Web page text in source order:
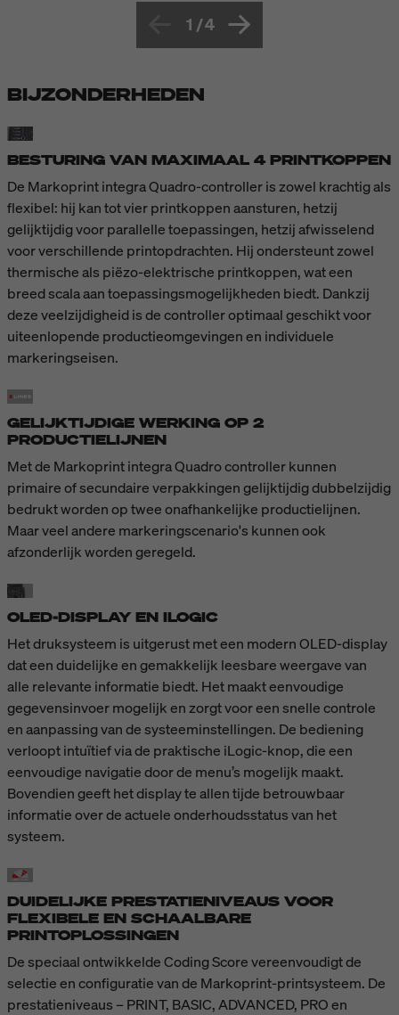
1 /4
BIJZONDERHEDEN
BESTURING VAN MAXIMAAL 4 PRINTKOPPEN
De Markoprint integra Quadro-controller is zowel krachtig als
flexibel: hij kan tot vier printkoppen aansturen, hetzij
gelijktijdig voor parallelle toepassingen, hetzij afwisselend
voor verschillende printopdrachten. Hij ondersteunt zowel
thermische als piëzo-elektrische printkoppen, wat een
breed scala aan toepassingsmogelijkheden biedt. Dankzij
deze veelzijdigheid is de controller optimaal geschikt voor
uiteenlopende productieomgevingen en individuele
markeringseisen.
GELIJKTIJDIGE WERKING OP 2
PRODUCTIELIJNEN
Met de Markoprint integra Quadro controller kunnen
primaire of secundaire verpakkingen gelijktijdig dubbelzijdig
bedrukt worden op twee onafhankelijke productielijnen.
Maar veel andere markeringscenario's kunnen ook
afzonderlijk worden geregeld.
OLED-DISPLAY EN ILOGIC
Het druksysteem is uitgerust met een modern OLED-display
dat een duidelijke en gemakkelijk leesbare weergave van
alle relevante informatie biedt. Het maakt eenvoudige
gegevensinvoer mogelijk en zorgt voor een snelle controle
en aanpassing van de systeeminstellingen. De bediening
verloopt intuïtief via de praktische iLogic-knop, die een
eenvoudige navigatie door de menu’s mogelijk maakt.
Bovendien geeft het display te allen tijde betrouwbaar
informatie over de actuele onderhoudsstatus van het
systeem.
DUIDELIJKE PRESTATIENIVEAUS VOOR
FLEXIBELE EN SCHAALBARE
PRINTOPLOSSINGEN
De speciaal ontwikkelde Coding Score vereenvoudigt de
selectie en configuratie van de Markoprint-printsysteem. De
prestatieniveaus – PRINT, BASIC, ADVANCED, PRO en